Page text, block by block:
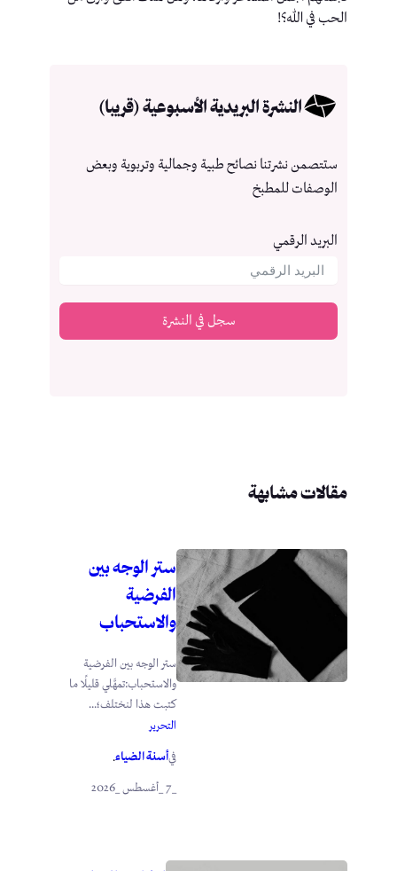
الحب في الله؟!
النشرة البريدية الأسبوعية (قريبا)
ستتصمن نشرتنا نصائح طبية وجمالية وتربوية وبعض
الوصفات للمطبخ
البريد الرقمي
سجل في النشرة
مقالات مشابهة
ستر الوجه بين
الفرضية
والاستحباب
ستر الوجه بين الفرضية
والاستحباب:تمهَّلي قليلًا ما
كتبت هذا لنختلف؛...
التحرير
فيأسنة الضياء.